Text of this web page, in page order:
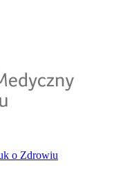
o Zdrowiu